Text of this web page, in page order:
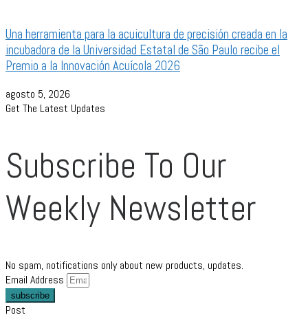
Una herramienta para la acuicultura de precisión creada en la
incubadora de la Universidad Estatal de São Paulo recibe el
Premio a la Innovación Acuícola 2026
agosto 5, 2026
Get The Latest Updates
Subscribe To Our
Weekly Newsletter
No spam, notifications only about new products, updates.
Email Address
subscribe
Post